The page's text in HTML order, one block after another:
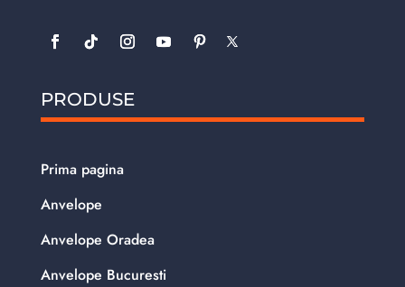
PRODUSE
Prima pagina
Anvelope
Anvelope Oradea
Anvelope Bucuresti